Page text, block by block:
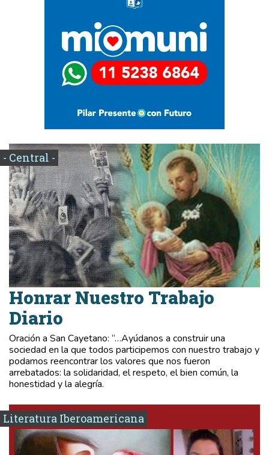
- Central -
Honrar Nuestro Trabajo
Diario
Oración a San Cayetano: “…Ayúdanos a construir una
sociedad en la que todos participemos con nuestro trabajo y
podamos reencontrar los valores que nos fueron
arrebatados: la solidaridad, el respeto, el bien común, la
honestidad y la alegría.
Literatura Iberoamericana